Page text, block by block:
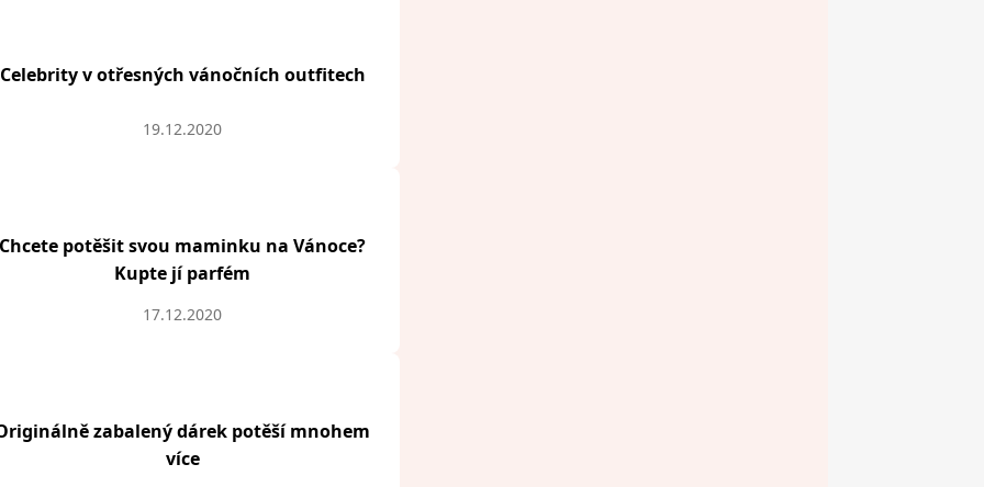
Celebrity v otřesných vánočních outfitech
19.12.2020
Chcete potěšit svou maminku na Vánoce?
Kupte jí parfém
17.12.2020
zabalený dárek potěší mnohem
více